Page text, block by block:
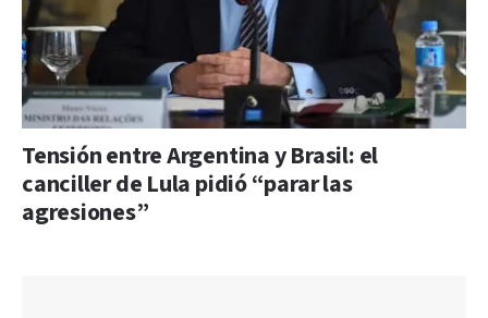
Tensión entre Argentina y Brasil: el
canciller de Lula pidió “parar las
agresiones”